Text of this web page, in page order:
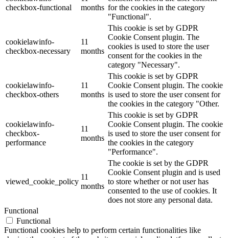
checkbox-functional
months for the cookies in the category
"Functional".
cookielawinfo-
checkbox-necessary
11
months
This cookie is set by GDPR
Cookie Consent plugin. The
cookies is used to store the user
consent for the cookies in the
category "Necessary".
cookielawinfo-
checkbox-others
11
months
This cookie is set by GDPR
Cookie Consent plugin. The cookie
is used to store the user consent for
the cookies in the category "Other.
cookielawinfo-
checkbox-
performance
11
months
This cookie is set by GDPR
Cookie Consent plugin. The cookie
is used to store the user consent for
the cookies in the category
"Performance".
viewed_cookie_policy
11
months
The cookie is set by the GDPR
Cookie Consent plugin and is used
to store whether or not user has
consented to the use of cookies. It
does not store any personal data.
Functional
Functional
Functional cookies help to perform certain functionalities like